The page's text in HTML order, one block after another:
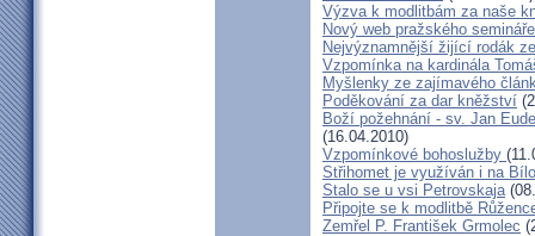
Výzva k modlitbám za naše
Nový web pražského semináře
Nejvýznamnější žijící rodák
Vzpomínka na kardinála
Myšlenky ze zajímavého
Poděkování za dar kněžství
Boží požehnání - sv. Jan
(16.04.2010)
Vzpomínkové bohoslužby
Střihomet je využíván i na
Stalo se u vsi Petrovskaja
Připojte se k modlitbě
Zemřel P. František Grmolec